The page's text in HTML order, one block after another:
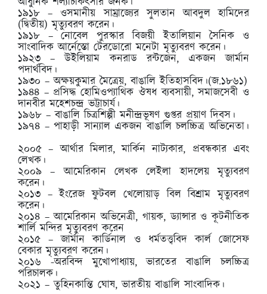
১৯১৮ – ওসমানীয় সাম্রাজ্যের সুলতান আবদুল হামিদের
(দ্বিতীয়) মৃত্যুবরণ করেন।
১৯১৮ – নোবেল পুরস্কার বিজয়ী ইতালিয়ান সৈনিক ও
সাংবাদিক আর্নেস্তো টেরডোরো মনেটা মৃত্যুবরণ করেন।
১৯২৩ – উইলিয়াম কনরাড রন্টজেন, একজন জার্মান
পদার্থবিদ।
১৯৩০ – অক্ষয়কুমার মৈত্রেয়, বাঙালি ইতিহাসবিদ।(জ.১৮৬১)
১৯৪৪ – প্রসিদ্ধ হোমিওপ্যাথিক ঔষধ ব্যবসায়ী, সমাজসেবী ও
দানবীর মহেশচন্দ্র ভট্টাচার্য।
১৯৬৮ – বাঙালি চিত্রশিল্পী মনীন্দ্রভূষণ গুপ্তর প্রয়াণ দিবস।
১৯৭৪ – পাহাড়ী সান্যাল একজন বাঙালি চলচ্চিত্র অভিনেতা।
২০০৫ – আর্থার মিলার, মার্কিন নাট্যকার, প্রবন্ধকার এবং
লেখক।
২০০৯ – আমেরিকান লেখক লেইলা হাদলেয় মৃত্যুবরণ
করেন।
২০১৩ – ইংরেজ ফুটবল খেলোয়াড় বিল বিশ্রাম মৃত্যুবরণ
করেন।
২০১৪ – আমেরিকান অভিনেত্রী, গায়ক, ড্যান্সার ও কূটনীতিক
শার্লি মন্দির মৃত্যুবরণ করেন
২০১৫ – জার্মান কার্ডিনাল ও ধর্মতত্ত্ববিদ কার্ল জোসেফ
বেকার মৃত্যুবরণ করেন।
২০১৬ -অরবিন্দ মুখোপাধ্যায়, ভারতের বাঙালি চলচ্চিত্র
পরিচালক।
২০২১ – তুহিনকান্তি ঘোষ, ভারতীয় বাঙালি সাংবাদিক।